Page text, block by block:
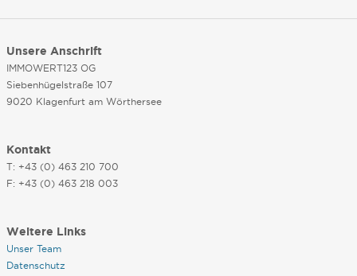
Unsere Anschrift
IMMOWERT123 OG
Siebenhügelstraße 107
9020 Klagenfurt am Wörthersee
Kontakt
T: +43 (0) 463 210 700
F: +43 (0) 463 218 003
Weitere Links
Unser Team
Datenschutz